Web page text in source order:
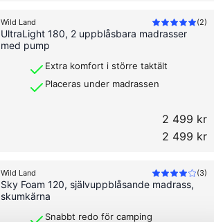
Wild Land (2)
UltraLight 180, 2 uppblåsbara madrasser
med pump
Extra komfort i större taktält
Placeras under madrassen
2 499 kr
2 499 kr
Wild Land (3)
Sky Foam 120, självuppblåsande madrass,
skumkärna
Snabbt redo för camping